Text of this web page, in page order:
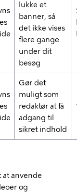
lukke et
banner, så
det ikke vises
flere gange
under dit
besøg
Gør det
muligt som
redaktør at få
adgang til
sikret indhold
anvende
og